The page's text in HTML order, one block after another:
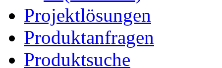
Projektlösungen
Produktanfragen
Produktsuche